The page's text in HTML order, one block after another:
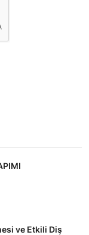
ve Etkili Diş